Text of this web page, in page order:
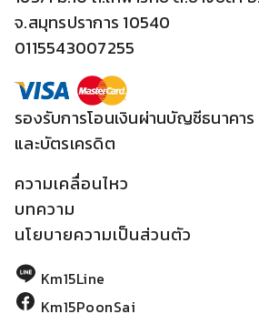
จ.สมุทรปราการ 10540
0115543007255
รองรับการโอนเงินผ่านบัญชีธนาคาร
และบัตรเครดิต
ความเคลื่อนไหว
บทความ
นโยบายความเป็นส่วนตัว
Km15Line
Km15PoonSai